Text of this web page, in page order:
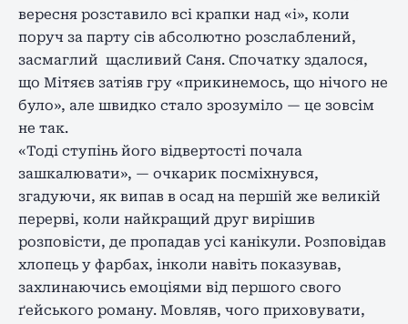
вересня розставило всі крапки над «і», коли
поруч за парту сів абсолютно розслаблений,
засмаглий щасливий Саня. Спочатку здалося,
що Мітяєв затіяв гру «прикинемось, що нічого не
було», але швидко стало зрозуміло — це зовсім
не так.
«Тоді ступінь його відвертості почала
зашкалювати», — очкарик посміхнувся,
згадуючи, як випав в осад на першій же великій
перерві, коли найкращий друг вирішив
розповісти, де пропадав усі канікули. Розповідав
хлопець у фарбах, інколи навіть показував,
захлинаючись емоціями від першого свого
ґейського роману. Мовляв, чого приховувати,